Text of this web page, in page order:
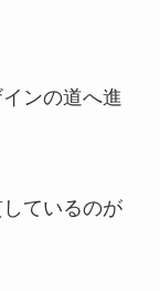
ンの道へ進
ているのが